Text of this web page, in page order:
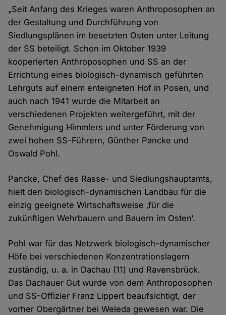
„Seit Anfang des Krieges waren Anthroposophen an
der Gestaltung und Durchführung von
Siedlungsplänen im besetzten Osten unter Leitung
der SS beteiligt. Schon im Oktober 1939
kooperierten Anthroposophen und SS an der
Errichtung eines biologisch-dynamisch geführten
Lehrguts auf einem enteigneten Hof in Posen, und
auch nach 1941 wurde die Mitarbeit an
verschiedenen Projekten weitergeführt, mit der
Genehmigung Himmlers und unter Förderung von
zwei hohen SS-Führern, Günther Pancke und
Oswald Pohl.
Pancke, Chef des Rasse- und Siedlungshauptamts,
hielt den biologisch-dynamischen Landbau für die
einzig geeignete Wirtschaftsweise ‚für die
zukünftigen Wehrbauern und Bauern im Osten‘.
Pohl war für das Netzwerk biologisch-dynamischer
Höfe bei verschiedenen Konzentrationslagern
zuständig, u. a. in Dachau (11) und Ravensbrück.
Das Dachauer Gut wurde von dem Anthroposophen
und SS-Offizier Franz Lippert beaufsichtigt, der
vorher Obergärtner bei Weleda gewesen war. Die